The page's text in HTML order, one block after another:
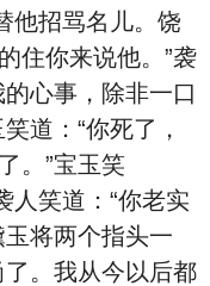
他招骂名儿。饶
住你来说他。”袭
心事，除非一口
道：“你死了，
。”宝玉笑
人笑道：“你老实
将两个指头一
。我从今以后都